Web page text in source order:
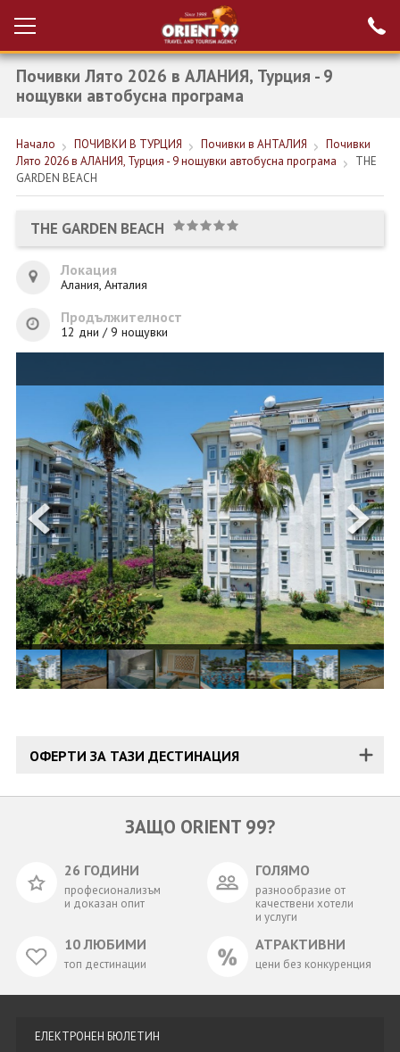
Вход за агенти
Проверка на
резервация
НОВА ГОДИНА ТУРЦИЯ
НОВА ГОДИНА
ПОЧИВКИ
КРУИЗИ
ЕКЗОТИКА
ЗА НАС
КОНТАКТИ
ФИРМЕНИ ДОКУМЕНТИ
0700 144 34 Запитване
ПОСЛЕДВАЙТЕ НИ
Почивки Лято 2026 в АЛАНИЯ, Турция - 9
нощувки автобусна програма
Начало ПОЧИВКИ В ТУРЦИЯ Почивки в АНТАЛИЯ
Почивки
Лято 2026 в АЛАНИЯ, Турция - 9 нощувки автобусна програма
THE
GARDEN BEACH
THE GARDEN BEACH
Локация
Алания, Анталия
Продължителност
12 дни / 9 нощувки
ОФЕРТИ ЗА ТАЗИ ДЕСТИНАЦИЯ
ЗАЩО ORIENT 99?
26 ГОДИНИ
професионализъм
и доказан опит
ГОЛЯМО
разнообразие от
качествени хотели
и услуги
10 ЛЮБИМИ
топ дестинации
АТРАКТИВНИ
цени без конкуренция
ЕЛЕКТРОНЕН БЮЛЕТИН